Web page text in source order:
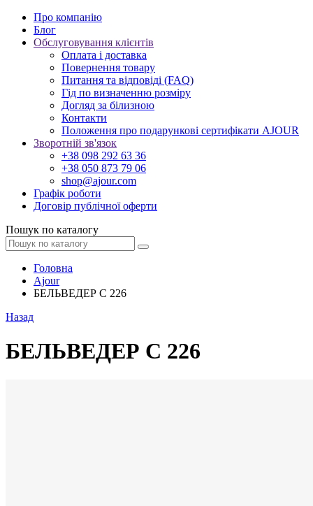
Про компанію
Блог
Обслуговування клієнтів
Оплата і доставка
Повернення товару
Питання та відповіді (FAQ)
Гід по визначенню розміру
Догляд за білизною
Контакти
Положення про подарункові сертифікати AJOUR
Зворотній зв'язок
+38 098 292 63 36
+38 050 873 79 06
shop@ajour.com
Графік роботи
Договір публічної оферти
Пошук по каталогу
Головна
Ajour
БЕЛЬВЕДЕР С 226
Назад
БЕЛЬВЕДЕР С 226